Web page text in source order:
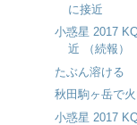
に接近
小惑星 2017
近 （続報）
たぶん溶ける
秋田駒ヶ岳で
小惑星 2017